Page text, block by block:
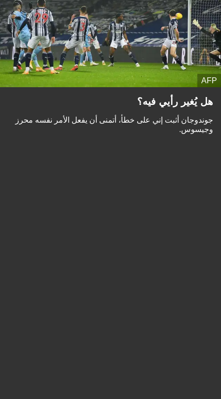
AFP
هل يُغير رأيي فيه؟
جوندوجان أثبت إني على خطأ، أتمنى أن يفعل الأمر نفسه محرز
وجيسوس.